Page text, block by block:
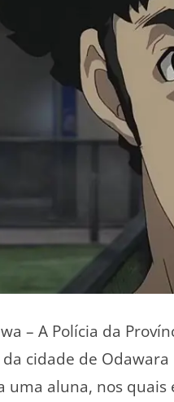
– A Polícia da
cidade de Odawara
uma aluna, nos quais